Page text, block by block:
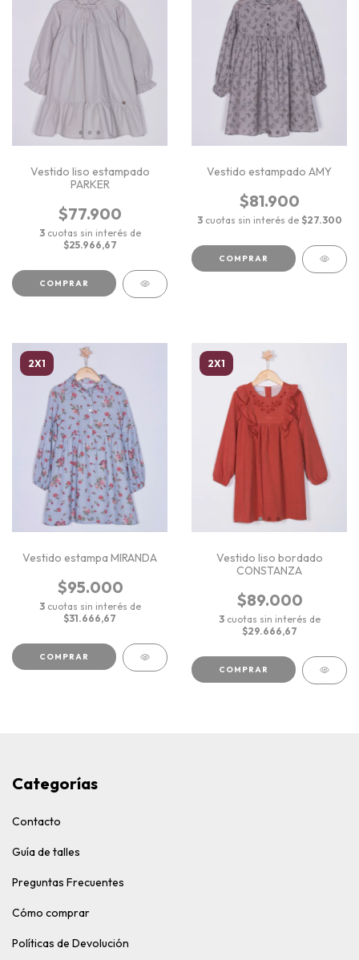
Vestido liso estampado
PARKER
$77.900
3 cuotas sin interés de
$25.966,67
COMPRAR
Vestido estampado AMY
$81.900
3 cuotas sin interés de $27.300
COMPRAR
2X1
Vestido estampa MIRANDA
$95.000
3 cuotas sin interés de
$31.666,67
COMPRAR
2X1
Vestido liso bordado
CONSTANZA
$89.000
3 cuotas sin interés de
$29.666,67
COMPRAR
Categorías
Contacto
Guía de talles
Preguntas Frecuentes
Cómo comprar
Políticas de Devolución